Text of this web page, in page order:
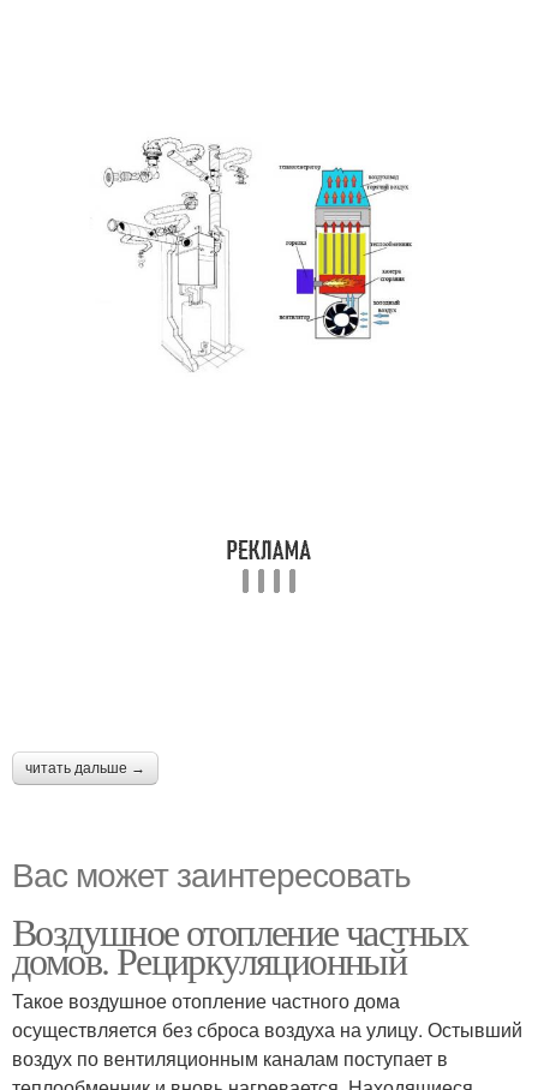
читать дальше →
Вас может заинтересовать
Воздушное отопление частных
домов. Рециркуляционный
Такое воздушное отопление частного дома
осуществляется без сброса воздуха на улицу. Остывший
воздух по вентиляционным каналам поступает в